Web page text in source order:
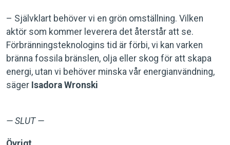
– Självklart behöver vi en grön omställning. Vilken
aktör som kommer leverera det återstår att se.
Förbränningsteknologins tid är förbi, vi kan varken
bränna fossila bränslen, olja eller skog för att skapa
energi, utan vi behöver minska vår energianvändning,
säger Isadora Wronski
— SLUT —